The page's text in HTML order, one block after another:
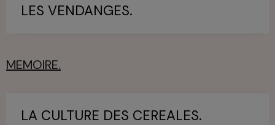
LES VENDANGES.
MEMOIRE.
LA CULTURE DES CEREALES.